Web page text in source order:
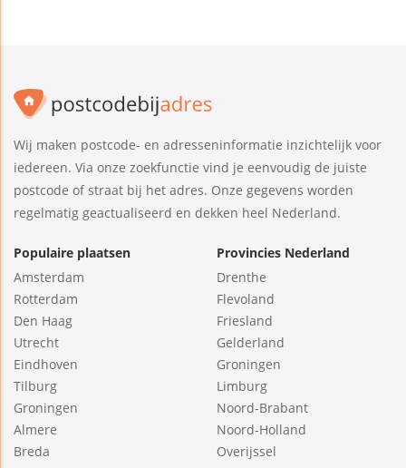
Wij maken postcode- en adresseninformatie inzichtelijk voor
iedereen. Via onze zoekfunctie vind je eenvoudig de juiste
postcode of straat bij het adres. Onze gegevens worden
regelmatig geactualiseerd en dekken heel Nederland.
Populaire plaatsen
Amsterdam
Rotterdam
Den Haag
Utrecht
Eindhoven
Tilburg
Groningen
Almere
Breda
Provincies Nederland
Drenthe
Flevoland
Friesland
Gelderland
Groningen
Limburg
Noord-Brabant
Noord-Holland
Overijssel